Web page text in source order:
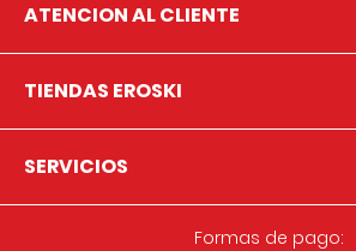
ATENCION AL CLIENTE
TIENDAS EROSKI
SERVICIOS
Formas de pago: